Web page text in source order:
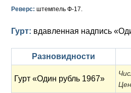
Памятные и донативные
Сибирские монеты
Таврические монеты
Для Пруссии
Ливонезы
Петр I (1682-1725)
Реверс: штемпель Ф-17.
Гурт: вдавленная надпись
Разновидности
Гурт «Один рубль 1967»